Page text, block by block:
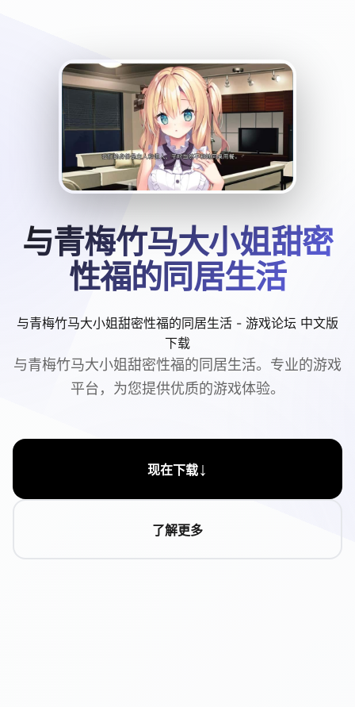
与青梅竹马大小姐甜密
性福的同居生活
与青梅竹马大小姐甜密性福的同居生活 - 游戏论坛 中文版
下载
与青梅竹马大小姐甜密性福的同居生活。专业的游戏
平台，为您提供优质的游戏体验。
现在下载↓
了解更多